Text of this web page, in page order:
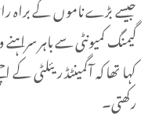
جیسے بڑے ناموں کے براہ
گیمنگ کمیونٹی سے باہر
کہا تھا کہ آگمینٹڈ ریئلٹی
رکھتی۔